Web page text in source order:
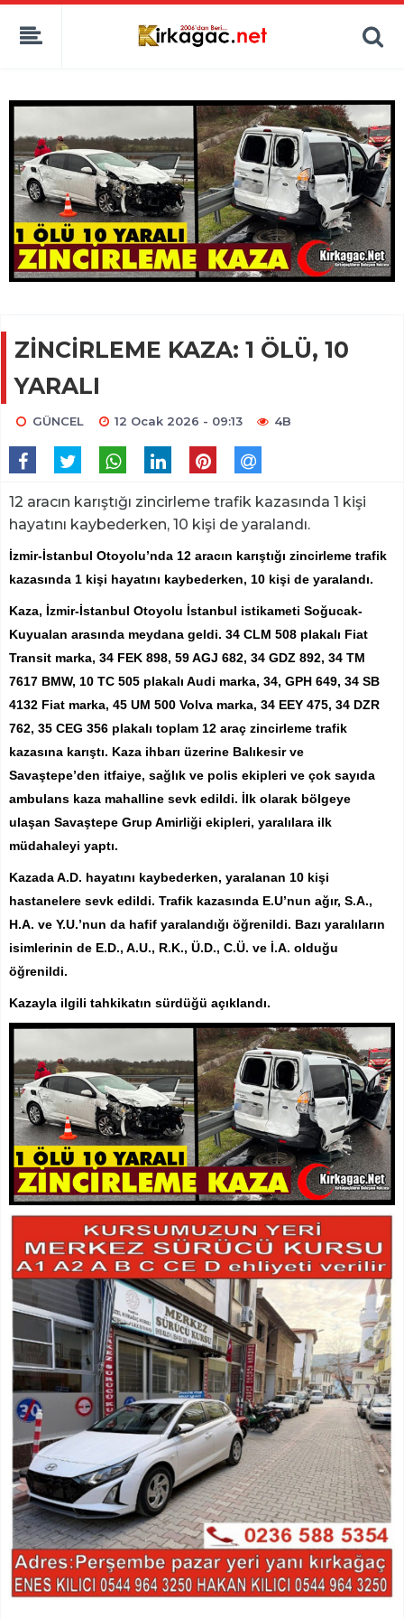
ZİNCİRLEME KAZA: 1 ÖLÜ, 10
YARALI
GÜNCEL 12 Ocak 2026 - 09:13 4B
12 aracın karıştığı zincirleme trafik kazasında 1 kişi
hayatını kaybederken, 10 kişi de yaralandı.
İzmir-İstanbul Otoyolu’nda 12 aracın karıştığı zincirleme trafik
kazasında 1 kişi hayatını kaybederken, 10 kişi de yaralandı.
Kaza, İzmir-İstanbul Otoyolu İstanbul istikameti Soğucak-
Kuyualan arasında meydana geldi. 34 CLM 508 plakalı Fiat
Transit marka, 34 FEK 898, 59 AGJ 682, 34 GDZ 892, 34 TM
7617 BMW, 10 TC 505 plakalı Audi marka, 34, GPH 649, 34 SB
4132 Fiat marka, 45 UM 500 Volva marka, 34 EEY 475, 34 DZR
762, 35 CEG 356 plakalı toplam 12 araç zincirleme trafik
kazasına karıştı. Kaza ihbarı üzerine Balıkesir ve
Savaştepe’den itfaiye, sağlık ve polis ekipleri ve çok sayıda
ambulans kaza mahalline sevk edildi. İlk olarak bölgeye
ulaşan Savaştepe Grup Amirliği ekipleri, yaralılara ilk
müdahaleyi yaptı.
Kazada A.D. hayatını kaybederken, yaralanan 10 kişi
hastanelere sevk edildi. Trafik kazasında E.U’nun ağır, S.A.,
H.A. ve Y.U.’nun da hafif yaralandığı öğrenildi. Bazı yaralıların
isimlerinin de E.D., A.U., R.K., Ü.D., C.Ü. ve İ.A. olduğu
öğrenildi.
Kazayla ilgili tahkikatın sürdüğü açıklandı.